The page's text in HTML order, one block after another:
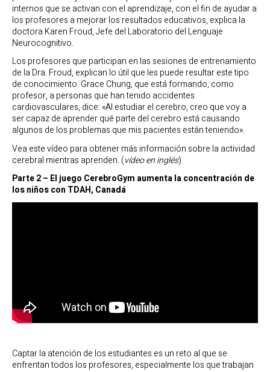
internos que se activan con el aprendizaje, con el fin de ayudar a
los profesores a mejorar los resultados educativos, explica la
doctora Karen Froud, Jefe del Laboratorio del Lenguaje
Neurocognitivo.
Los profesores que participan en las sesiones de entrenamiento
de la Dra. Froud, explican lo útil que les puede resultar este tipo
de conocimiento. Grace Chung, que está formando, como
profesor, a personas que han tenido accidentes
cardiovasculares, dice: «Al estudiar el cerebro, creo que voy a
ser capaz de aprender qué parte del cerebro está causando
algunos de los problemas que mis pacientes están teniendo».
Vea este vídeo para obtener más información sobre la actividad
cerebral mientras aprenden. (vídeo en inglés)
Parte 2 – El juego CerebroGym aumenta la concentración de
los niños con TDAH, Canadá
Captar la atención de los estudiantes es un reto al que se
enfrentan todos los profesores, especialmente los que trabajan